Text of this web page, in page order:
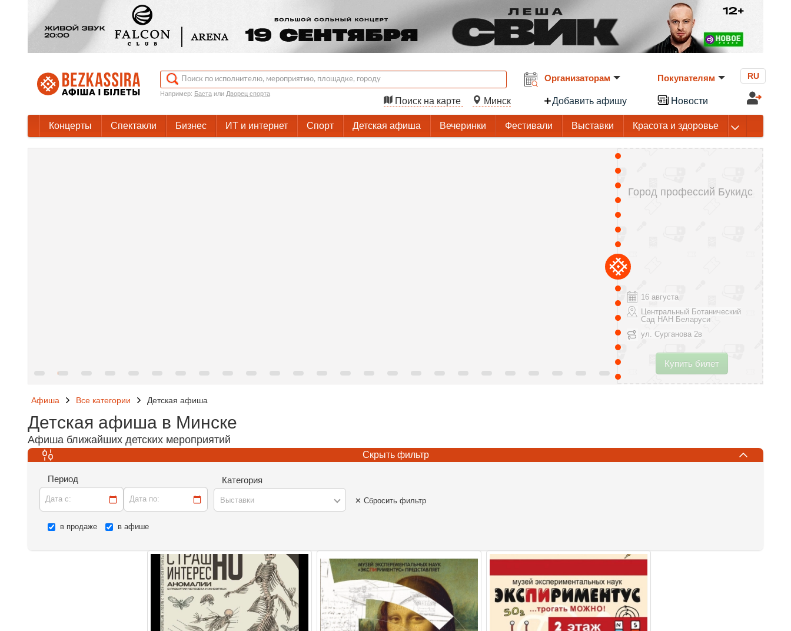
Например: Бастаили Дворец спорта
Поиск на карте Минск
Организаторам
Добавить афишу
Покупателям
Новости
RU
Концерты Спектакли Бизнес ИТ и интернет Спорт Детская афиша Вечеринки Фестивали Выставки Красота и здоровье
Город профессий Букидс
16 августа
Центральный Ботанический
Сад НАН Беларуси
ул. Сурганова 2в
Купить билет
Афиша Все категории Детская афиша
Детская афиша в Минске
Афиша ближайших детских мероприятий
Скрыть фильтр
Период
Дата c: Дата по:
Категория
Выставки ✕ Сбросить фильтр
в продаже в афише